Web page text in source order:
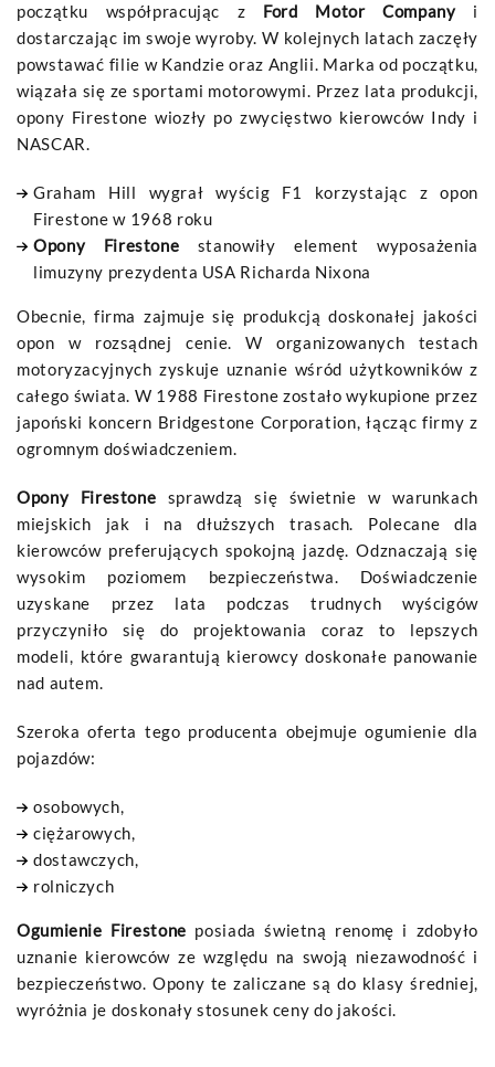
początku współpracując z Ford Motor Companyi
dostarczając im swoje wyroby. W kolejnych latach zaczęły
powstawać filie w Kandzie oraz Anglii. Marka od początku,
wiązała się ze sportami motorowymi. Przez lata produkcji,
opony Firestone wiozły po zwycięstwo kierowców Indy i
NASCAR.
Graham Hill wygrał wyścig F1 korzystając z opon
Firestone w 1968 roku
Opony Firestone stanowiły element wyposażenia
limuzyny prezydenta USA Richarda Nixona
Obecnie, firma zajmuje się produkcją doskonałej jakości
opon w rozsądnej cenie. W organizowanych testach
motoryzacyjnych zyskuje uznanie wśród użytkowników z
całego świata. W 1988 Firestone zostało wykupione przez
japoński koncern Bridgestone Corporation, łącząc firmy z
ogromnym doświadczeniem.
Opony Firestone sprawdzą się świetnie w warunkach
miejskich jak i na dłuższych trasach. Polecane dla
kierowców preferujących spokojną jazdę. Odznaczają się
wysokim poziomem bezpieczeństwa. Doświadczenie
uzyskane przez lata podczas trudnych wyścigów
przyczyniło się do projektowania coraz to lepszych
modeli, które gwarantują kierowcy doskonałe panowanie
nad autem.
Szeroka oferta tego producenta obejmuje ogumienie dla
pojazdów:
osobowych,
ciężarowych,
dostawczych,
rolniczych
Ogumienie Firestone posiada świetną renomę i zdobyło
uznanie kierowców ze względu na swoją niezawodność i
bezpieczeństwo. Opony te zaliczane są do klasy średniej,
wyróżnia je doskonały stosunek ceny do jakości.